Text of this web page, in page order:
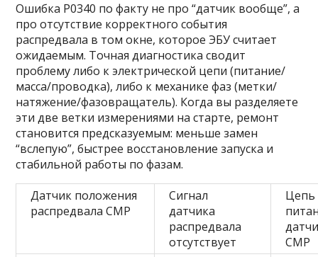
Ошибка P0340 по факту не про “датчик вообще”, а
про отсутствие корректного события
распредвала в том окне, которое ЭБУ считает
ожидаемым. Точная диагностика сводит
проблему либо к электрической цепи (питание/
масса/проводка), либо к механике фаз (метки/
натяжение/фазовращатель). Когда вы разделяете
эти две ветки измерениями на старте, ремонт
становится предсказуемым: меньше замен
“вслепую”, быстрее восстановление запуска и
стабильной работы по фазам.
Датчик положения
распредвала CMP
Сигнал
датчика
распредвала
отсутствует
Цепь
CMP